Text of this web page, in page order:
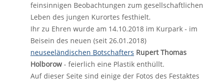
feinsinnigen Beobachtungen zum gesellschaftlichen
Leben des jungen Kurortes festhielt.
Ihr zu Ehren wurde am 14.10.2018 im Kurpark - im
Beisein des neuen (seit 26.01.2018)
neuseeländischen Botschafters Rupert Thomas
Holborow- feierlich eine Plastik enthüllt.
Auf dieser Seite sind einige der Fotos des Festaktes